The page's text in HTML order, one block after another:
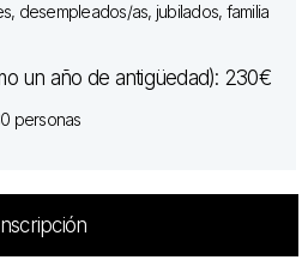
desempleados/as, jubilados, familia
un año de antigüedad): 230€
personas
Inscripción